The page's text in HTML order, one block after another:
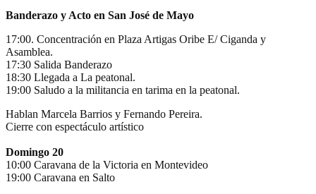
Banderazo y Acto en San José de Mayo
17:00. Concentración en Plaza Artigas Oribe E/ Ciganda y
Asamblea.
17:30 Salida Banderazo
18:30 Llegada a La peatonal.
19:00 Saludo a la militancia en tarima en la peatonal.
Hablan Marcela Barrios y Fernando Pereira.
Cierre con espectáculo artístico
Domingo 20
10:00 Caravana de la Victoria en Montevideo
19:00 Caravana en Salto